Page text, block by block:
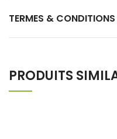
TERMES &
PRODUITS